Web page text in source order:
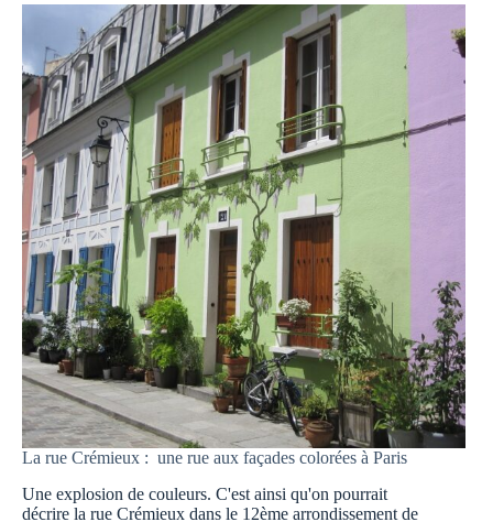
son
système
de
protection
contre
le
risque
de
chômage
pour
ses
agents
La rue Crémieux : une rue aux façades colorées à Paris
Une explosion de couleurs. C'est ainsi qu'on pourrait
décrire la rue Crémieux dans le 12ème arrondissement de